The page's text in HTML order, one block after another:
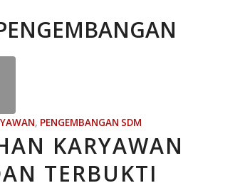
, PENGEMBANGAN SDM
KARYAWAN
TERBUKTI